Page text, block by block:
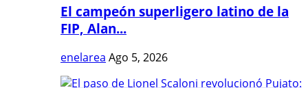
El campeón superligero latino de la
FIP, Alan...
enelarea Ago 5, 2026